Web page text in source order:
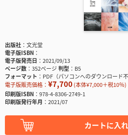
出版社
文光堂
電子版ISBN
電子版発売日
2021/09/13
ページ数
352ページ判型
B5
フォーマット
PDF（パソコンへのダウンロード不
電子版販売価格： ¥7,700(本体¥7,000＋税10％)
印刷版ISBN
978-4-8306-2749-1
印刷版発行年月
2021/07
カートに入